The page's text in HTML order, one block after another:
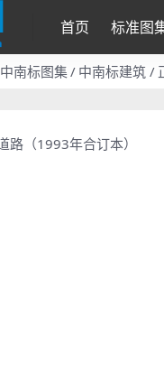
首页 标准图
中南标图集 中南标建筑